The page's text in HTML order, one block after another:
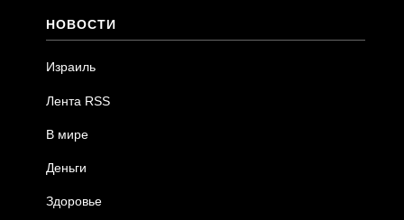
НОВОСТИ
Израиль
Лента RSS
В мире
Деньги
Здоровье